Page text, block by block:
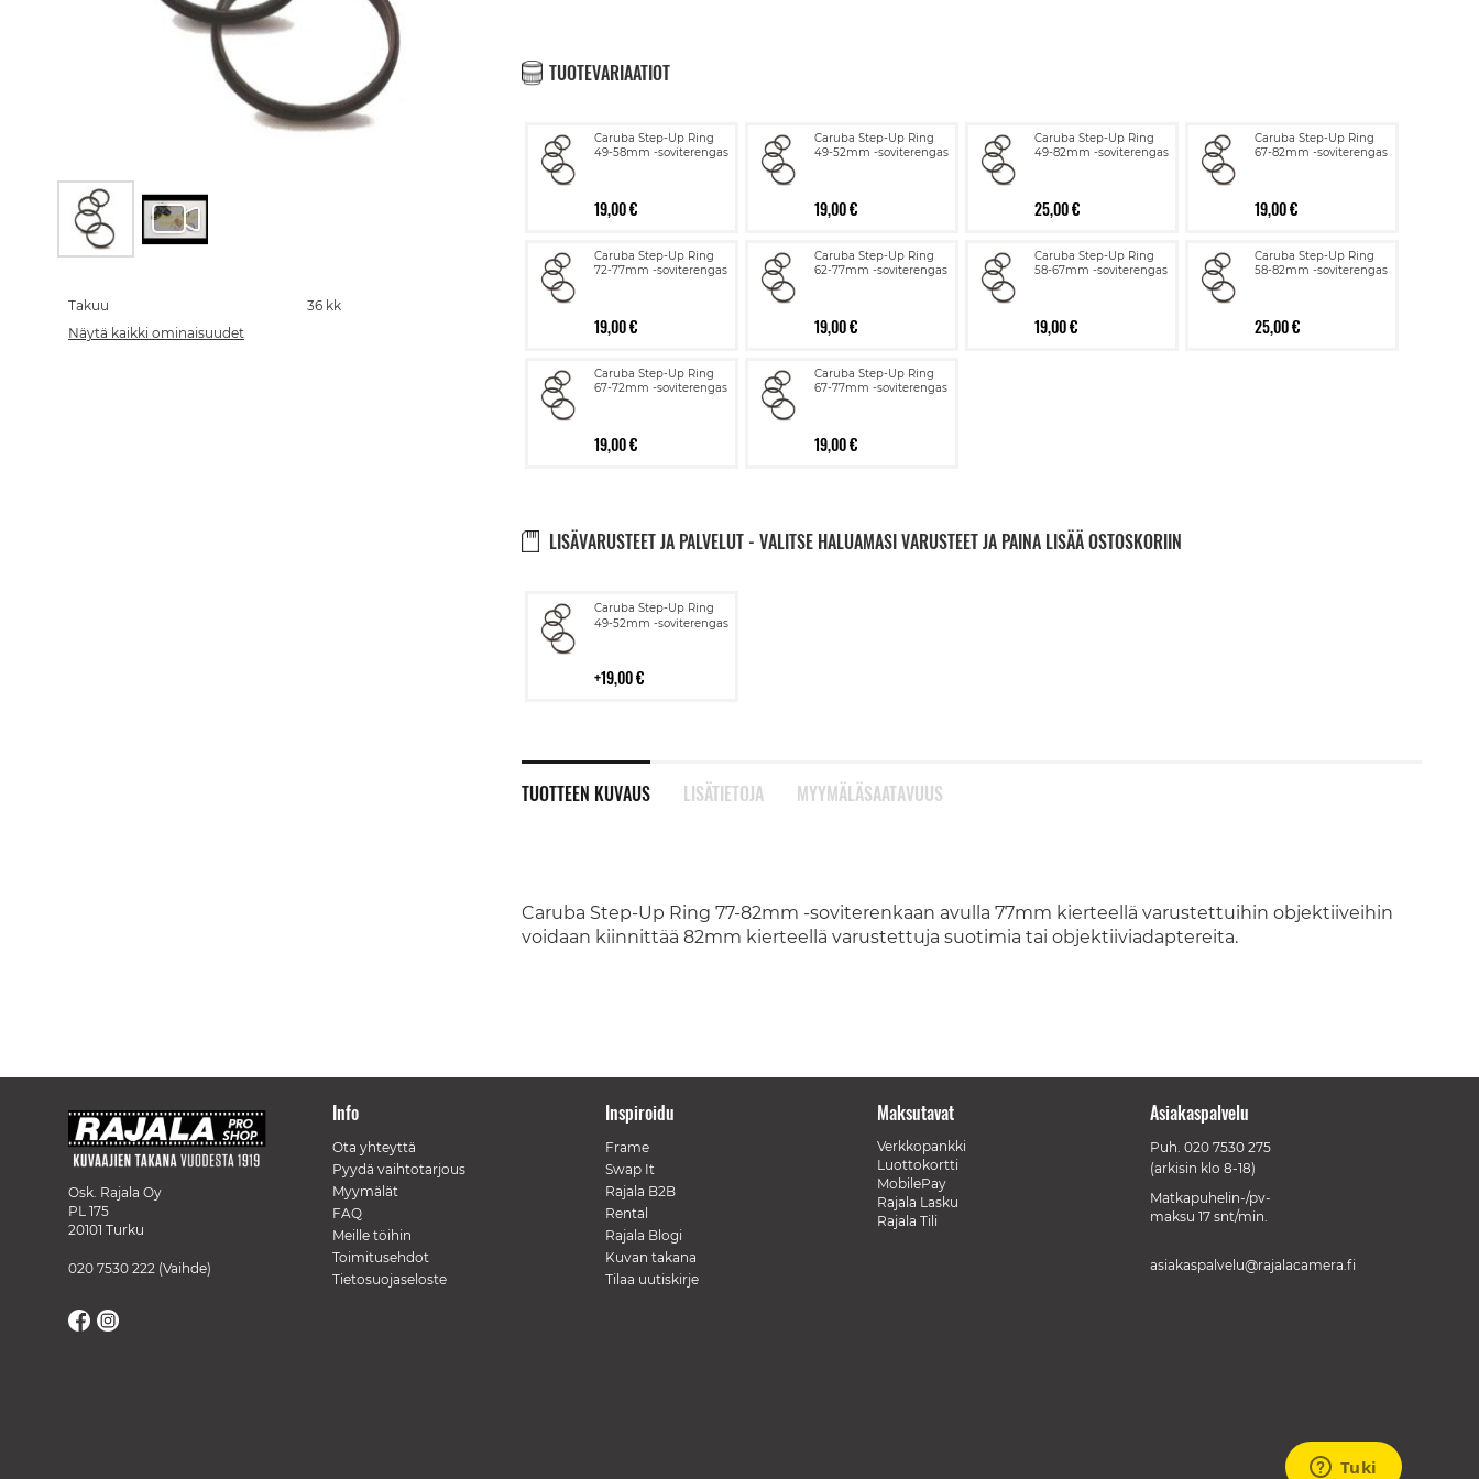
TUOTEVARIAATIOT
Caruba Step-Up Ring
49-58mm -soviterengas
19,00 €
Caruba Step-Up Ring
49-52mm -soviterengas
19,00 €
Caruba Step-Up Ring
49-82mm -soviterengas
25,00 €
Caruba Step-Up Ring
67-82mm -soviterengas
19,00 €
Caruba Step-Up Ring
72-77mm -soviterengas
19,00 €
Caruba Step-Up Ring
62-77mm -soviterengas
19,00 €
Caruba Step-Up Ring
58-67mm -soviterengas
19,00 €
Caruba Step-Up Ring
58-82mm -soviterengas
25,00 €
Caruba Step-Up Ring
67-72mm -soviterengas
19,00 €
Caruba Step-Up Ring
67-77mm -soviterengas
19,00 €
LISÄVARUSTEET JA PALVELUT - VALITSE HALUAMASI VARUSTEET JA PAINA LISÄÄ OSTOSKORIIN
Caruba Step-Up Ring
49-52mm -soviterengas
19,00 €
Lisää
ostoskoriin
TUOTTEEN KUVAUS
Caruba Step-Up Ring 77-82mm -soviterenkaan avulla 77mm kierteellä varustettuihin objektiiveihin
voidaan kiinnittää 82mm kierteellä varustettuja suotimia tai objektiiviadaptereita.
LISÄTIETOJA MYYMÄLÄSAATAVUUS
the
beginning
of
Takuu
36 kk
Näytä kaikki ominaisuudet
Osk. Rajala Oy
PL 175
20101 Turku
020 7530 222 (Vaihde)
Info
Ota yhteyttä
Pyydä vaihtotarjous
Myymälät
FAQ
Meille töihin
Toimitusehdot
Tietosuojaseloste
Inspiroidu
Frame
Swap It
Rajala B2B
Rental
Rajala Blogi
Kuvan takana
Tilaa uutiskirje
Maksutavat
Verkkopankki
Luottokortti
MobilePay
Rajala Lasku
Rajala Tili
Asiakaspalvelu
Puh. 020 7530 275
(arkisin klo 8-18)
Matkapuhelin-/pv-
maksu 17 snt/min.
asiakaspalvelu@rajalacamera.fi